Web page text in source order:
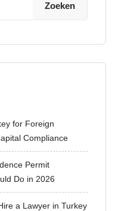
Zoeken
for Foreign
Compliance
Permit
Do in 2026
a Lawyer in Turkey